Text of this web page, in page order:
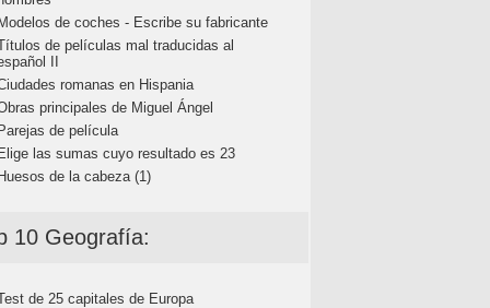
de coches - Escribe su fabricante
de películas mal traducidas al
II
romanas en Hispania
principales de Miguel Ángel
de película
las sumas cuyo resultado es 23
de la cabeza (1)
10 Geografía:
de 25 capitales de Europa